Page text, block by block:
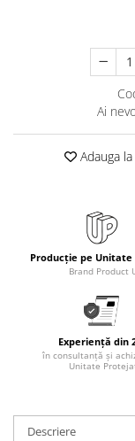
Markere diverse
Carioci si creioane
Rezerve
Curatenie si igiena
Produse
Articole pentru baie
Articole pentru
Hartie igienica,
geamuri, mobila
Ai
Adauga la
Producție pe
Brand Product
Experiență din
în consultanță și
Unitate
Descriere